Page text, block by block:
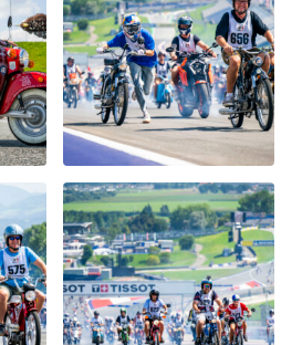
Alle anzeigen
Alle anzeigen